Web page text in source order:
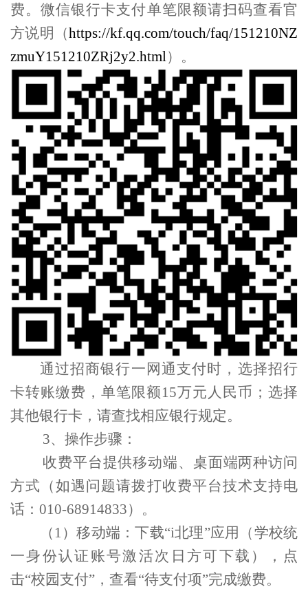
费。微信银行卡支付单笔限额请扫码查看官
方说明
（https://kf.qq.com/touch/faq/151210NZ
zmuY151210ZRj2y2.html ） 。
通过招商银行一网通支付时，选择招行
卡转账缴费，单笔限额15万元人民币；选择
其他银行卡，请查找相应银行规定。
3、操作步骤 ：
收费平台提供移动端、桌面端两种访问
方式（如遇问题请拨打收费平台技术支持电
话： 010-68914833）。
（ 1 ）移动端：下载“i北理”应用 （学校统
一身份认证账号激活次日 方可下载）
，点
击“校园支付”， 查看“待支付项”完成缴费。